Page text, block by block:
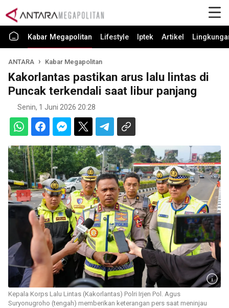
Kabar Megapolitan Lifestyle Iptek Artikel
ANTARA Kabar Megapolitan
Kakorlantas pastikan arus lalu lintas di
Puncak terkendali saat libur panjang
Senin, 1 Juni 2026 20:28
Kepala Korps Lalu Lintas (Kakorlantas) Polri Irjen Pol. Agus
Suryonugroho (tengah) memberikan keterangan pers saat meninjau